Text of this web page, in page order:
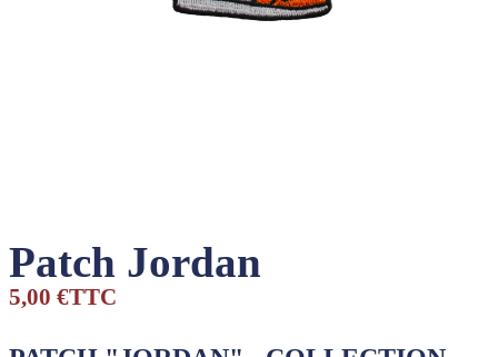
Patch Jordan
5,00 €TTC